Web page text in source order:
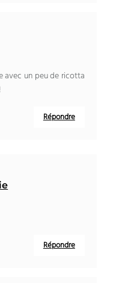
avec un peu de ricotta
Répondre
Répondre